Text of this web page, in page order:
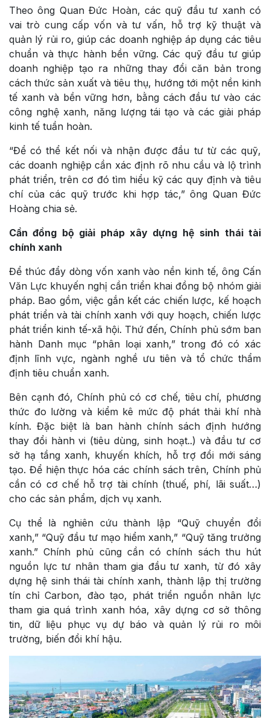
Theo ông Quan Đức Hoàn, các quỹ đầu tư xanh có
vai trò cung cấp vốn và tư vấn, hỗ trợ kỹ thuật và
quản lý rủi ro, giúp các doanh nghiệp áp dụng các tiêu
chuẩn và thực hành bền vững. Các quỹ đầu tư giúp
doanh nghiệp tạo ra những thay đổi căn bản trong
cách thức sản xuất và tiêu thụ, hướng tới một nền kinh
tế xanh và bền vững hơn, bằng cách đầu tư vào các
công nghệ xanh, năng lượng tái tạo và các giải pháp
kinh tế tuần hoàn.
“Để có thể kết nối và nhận được đầu tư từ các quỹ,
các doanh nghiệp cần xác định rõ nhu cầu và lộ trình
phát triển, trên cơ đó tìm hiểu kỹ các quy định và tiêu
chí của các quỹ trước khi hợp tác,” ông Quan Đức
Hoàng chia sẻ.
Cần đồng bộ giải pháp xây dựng hệ sinh thái tài
chính xanh
Để thúc đẩy dòng vốn xanh vào nền kinh tế, ông Cấn
Văn Lực khuyến nghị cần triển khai đồng bộ nhóm giải
pháp. Bao gồm, việc gắn kết các chiến lược, kế hoạch
phát triển và tài chính xanh với quy hoạch, chiến lược
phát triển kinh tế-xã hội. Thứ đến, Chính phủ sớm ban
hành Danh mục “phân loại xanh,” trong đó có xác
định lĩnh vực, ngành nghề ưu tiên và tổ chức thẩm
định tiêu chuẩn xanh.
Bên cạnh đó, Chính phủ có cơ chế, tiêu chí, phương
thức đo lường và kiểm kê mức độ phát thải khí nhà
kính. Đặc biệt là ban hành chính sách định hướng
thay đổi hành vi (tiêu dùng, sinh hoạt..) và đầu tư cơ
sở hạ tầng xanh, khuyến khích, hỗ trợ đổi mới sáng
tạo. Để hiện thực hóa các chính sách trên, Chính phủ
cần có cơ chế hỗ trợ tài chính (thuế, phí, lãi suất…)
cho các sản phẩm, dịch vụ xanh.
Cụ thể là nghiên cứu thành lập “Quỹ chuyển đổi
xanh,” “Quỹ đầu tư mạo hiểm xanh,” “Quỹ tăng trưởng
xanh.” Chính phủ cũng cần có chính sách thu hút
nguồn lực tư nhân tham gia đầu tư xanh, từ đó xây
dựng hệ sinh thái tài chính xanh, thành lập thị trường
tín chỉ Carbon, đào tạo, phát triển nguồn nhân lực
tham gia quá trình xanh hóa, xây dựng cơ sở thông
tin, dữ liệu phục vụ dự báo và quản lý rủi ro môi
trường, biến đổi khí hậu.